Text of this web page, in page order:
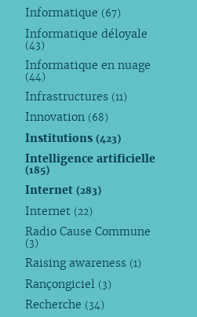
Informatique (67)
Informatique déloyale
(43)
Informatique en nuage
(44)
Infrastructures (11)
Innovation (68)
Institutions(423)
Intelligence artificielle
(185)
Internet(283)
Internet (22)
Radio Cause Commune
(3)
Raising awareness (1)
Rançongiciel (3)
Recherche (34)